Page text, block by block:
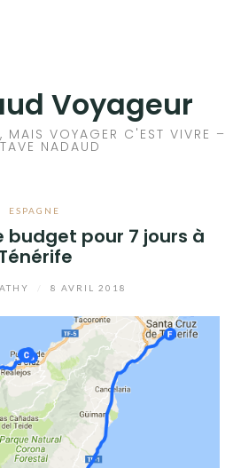
Voyageur
MAIS VOYAGER C'EST VIVRE –
NADAUD
ESPAGNE
budget pour 7 jours à
8 AVRIL 2018